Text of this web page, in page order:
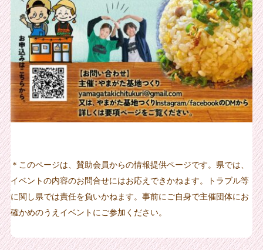
＊このページは、賛助会員からの情報提供ページです。県では、
イベントの内容のお問合せにはお応えできかねます。トラブル等
に関し県では責任を負いかねます。事前にご自身で主催団体にお
確かめのうえイベントにご参加ください。